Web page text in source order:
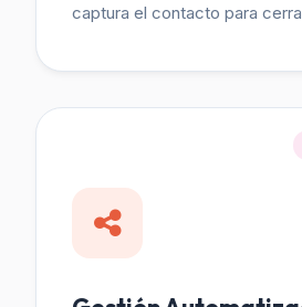
captura el contacto para